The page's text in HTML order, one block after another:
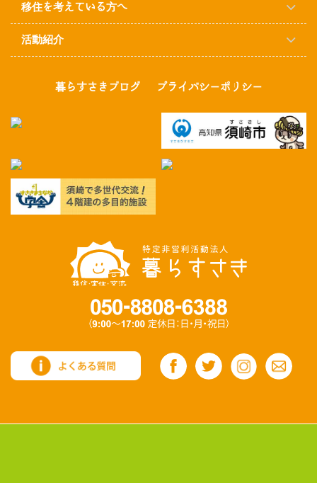
移住を考えている方へ
活動紹介
暮らすさきブログ プライバシーポリシー